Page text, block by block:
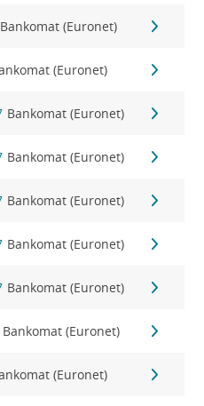
Bankomat (Euronet)
(Euronet)
Bankomat (Euronet)
Bankomat (Euronet)
Bankomat (Euronet)
Bankomat (Euronet)
Bankomat (Euronet)
Bankomat (Euronet)
(Euronet)